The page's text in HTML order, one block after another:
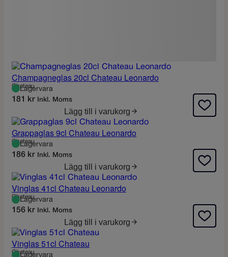
Champagneglas 20cl Chateau Leonardo
Chateau
Lagervara
181 kr Inkl. Moms
Lägg till i varukorg
Grappaglas 9cl Chateau Leonardo
Chateau
Lagervara
186 kr Inkl. Moms
Lägg till i varukorg
Vinglas 41cl Chateau Leonardo
Chateau
Lagervara
156 kr Inkl. Moms
Lägg till i varukorg
Vinglas 51cl Chateau
Chateau
Lagervara